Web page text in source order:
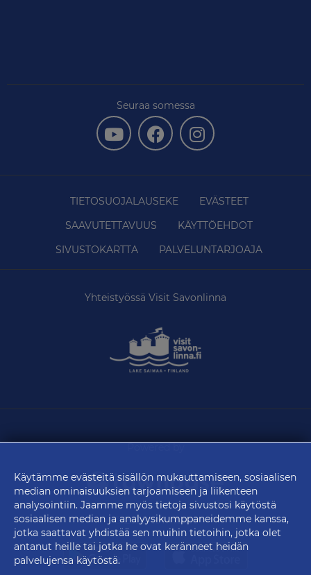
Seuraa somessa
TIETOSUOJALAUSEKE
EVÄSTEET
SAAVUTETTAVUUS
KÄYTTÖEHDOT
SIVUSTOKARTTA
PALVELUNTARJOAJA
Yhteistyössä Visit Savonlinna
© 2026 townbase
Käytämme evästeitä sisällön mukauttamiseen, sosiaalisen
median ominaisuuksien tarjoamiseen ja liikenteen
analysointiin. Jaamme myös tietoja sivustosi käytöstä
sosiaalisen median ja analyysikumppaneidemme kanssa,
jotka saattavat yhdistää sen muihin tietoihin, jotka olet
antanut heille tai jotka he ovat keränneet heidän
palvelujensa käytöstä.